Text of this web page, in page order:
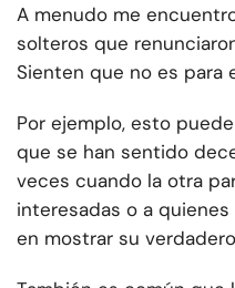
A menudo me
solteros que
Sienten que no es para
Por ejemplo, esto
que se han sentido
veces cuando la otra
interesadas o a
en mostrar su